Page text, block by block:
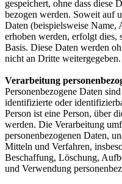
gespeichert, ohne dass diese
bezogen werden. Soweit auf
Daten (beispielsweise
erhoben werden, erfolgt
Basis. Diese Daten werden
nicht an Dritte weitergegeben.
Verarbeitung
Personenbezogene Daten
identifizierte oder
Person ist eine Person, über
werden. Die Verarbeitung
personenbezogenen Daten,
Mitteln und Verfahren,
Beschaffung, Löschung,
und Verwendung